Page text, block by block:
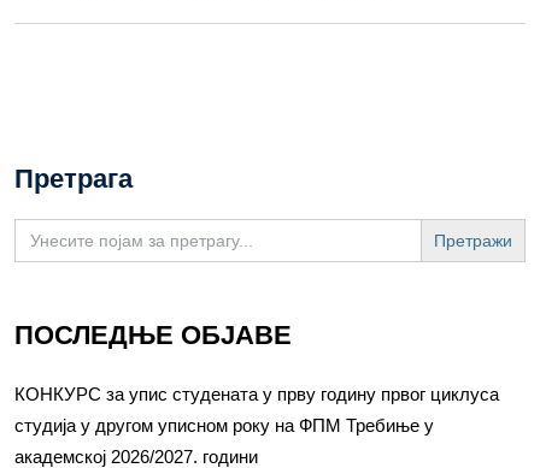
Претрага
Search
for:
ПОСЛЕДЊЕ ОБЈАВЕ
КОНКУРС за упис студената у прву годину првог циклуса
студија у другом уписном року на ФПМ Требиње у
академској 2026/2027. години